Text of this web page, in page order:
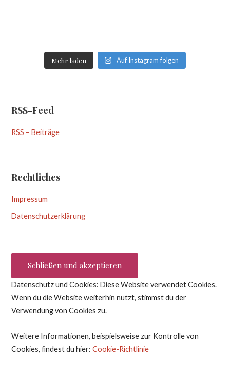
Mehr laden Auf Instagram folgen
RSS-Feed
RSS – Beiträge
Rechtliches
Impressum
Datenschutzerklärung
Datenschutz und Cookies: Diese Website verwendet Cookies.
Wenn du die Website weiterhin nutzt, stimmst du der
Verwendung von Cookies zu.
Weitere Informationen, beispielsweise zur Kontrolle von
Cookies, findest du hier:Cookie-Richtlinie